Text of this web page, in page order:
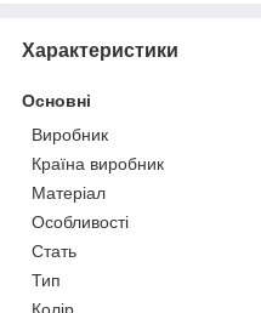
Характеристики
Основні
Виробник
Країна виробник
Матеріал
Особливості
Стать
Тип